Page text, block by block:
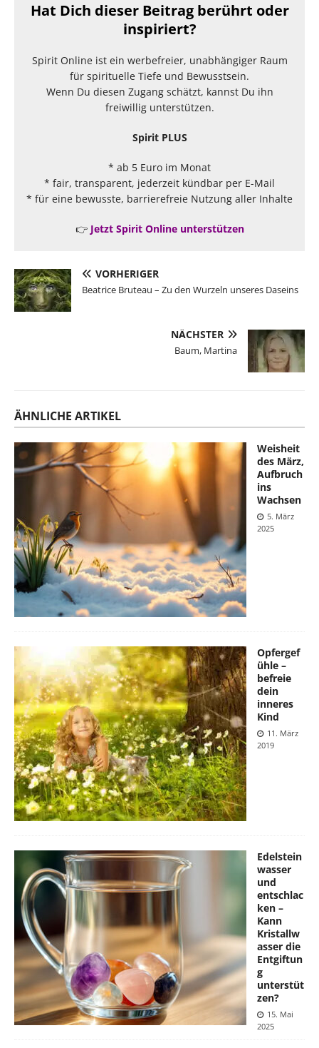
Hat Dich dieser Beitrag berührt oder
inspiriert?
Spirit Online ist ein werbefreier, unabhängiger Raum
für spirituelle Tiefe und Bewusstsein.
Wenn Du diesen Zugang schätzt, kannst Du ihn
freiwillig unterstützen.
Spirit PLUS
* ab 5 Euro im Monat
* fair, transparent, jederzeit kündbar per E-Mail
* für eine bewusste, barrierefreie Nutzung aller Inhalte
👉 Jetzt Spirit Online unterstützen
VORHERIGER
Beatrice Bruteau – Zu den Wurzeln unseres Daseins
NÄCHSTER
Baum, Martina
ÄHNLICHE ARTIKEL
Weisheit
des März,
Aufbruch
ins
Wachsen
5. März
2025
Opfergef
ühle –
befreie
dein
inneres
Kind
11. März
2019
Edelstein
wasser
und
entschlac
ken –
Kann
Kristallw
asser die
Entgiftun
g
unterstüt
zen?
15. Mai
2025